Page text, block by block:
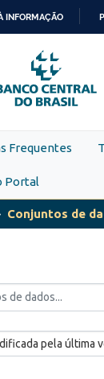
PARA
O
CONTEÚDO
INFORMAÇÃO
Frequentes
Portal
Conjuntos de